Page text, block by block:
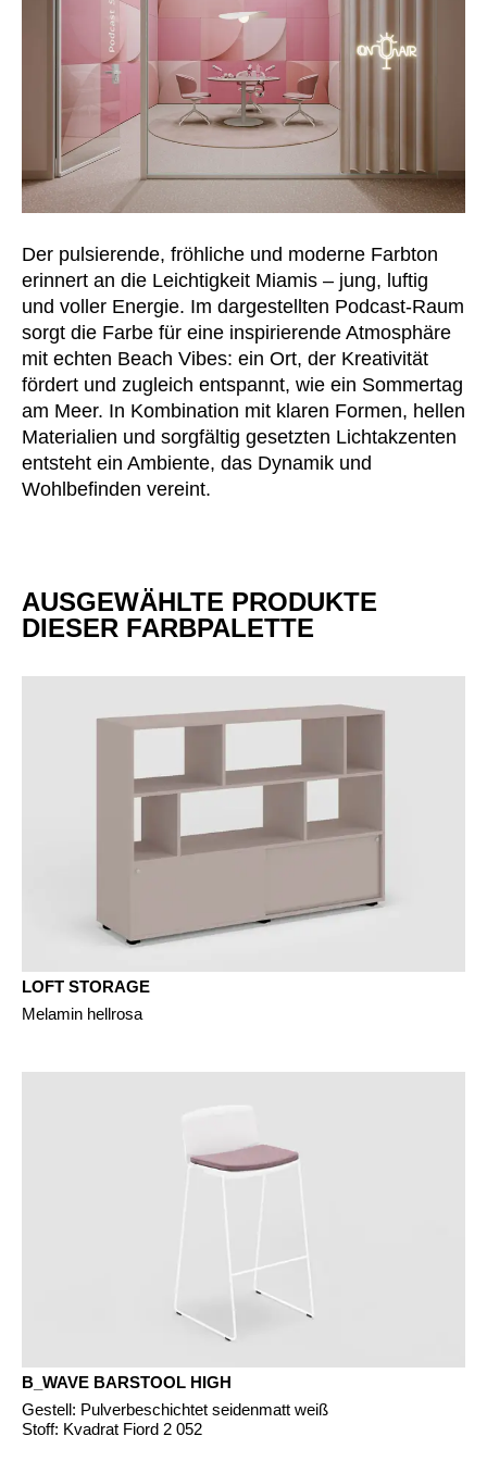
Der pulsierende, fröhliche und moderne Farbton
erinnert an die Leichtigkeit Miamis – jung, luftig
und voller Energie. Im dargestellten Podcast-Raum
sorgt die Farbe für eine inspirierende Atmosphäre
mit echten Beach Vibes: ein Ort, der Kreativität
fördert und zugleich entspannt, wie ein Sommertag
am Meer. In Kombination mit klaren Formen, hellen
Materialien und sorgfältig gesetzten Lichtakzenten
entsteht ein Ambiente, das Dynamik und
Wohlbefinden vereint.
AUSGEWÄHLTE PRODUKTE
DIESER FARBPALETTE
LOFT STORAGE
Melamin hellrosa
B_WAVE BARSTOOL HIGH
Gestell: Pulverbeschichtet seidenmatt weiß
Stoff: Kvadrat Fiord 2 052